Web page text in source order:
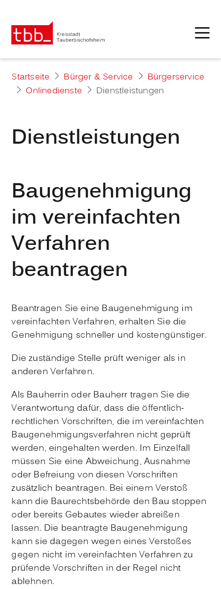
Startseite Bürger & Service
Bürgerservice
Onlinedienste
Dienstleistungen
Dienstleistungen
Baugenehmigung
im vereinfachten
Verfahren
beantragen
Beantragen Sie eine Baugenehmigung im
vereinfachten Verfahren, erhalten Sie die
Genehmigung schneller und kostengünstiger.
Die zuständige Stelle prüft weniger als in
anderen Verfahren.
Als Bauherrin oder Bauherr tragen Sie die
Verantwortung dafür, dass die öffentlich-
rechtlichen Vorschriften, die im vereinfachten
Baugenehmigungsverfahren nicht geprüft
werden, eingehalten werden. Im Einzelfall
müssen Sie eine Abweichung, Ausnahme
oder Befreiung von diesen Vorschriften
zusätzlich beantragen. Bei einem Verstoß
kann die Baurechtsbehörde den Bau stoppen
oder bereits Gebautes wieder abreißen
lassen. Die beantragte Baugenehmigung
kann sie dagegen wegen eines Verstoßes
gegen nicht im vereinfachten Verfahren zu
prüfende Vorschriften in der Regel nicht
ablehnen.